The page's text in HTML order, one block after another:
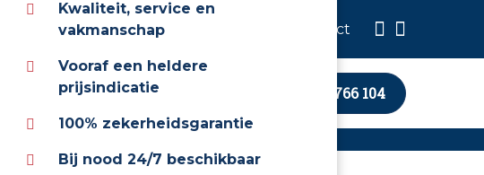
Informatie Blog Contact
Deuren 0174 - 766 104
Kwaliteit, service en
vakmanschap
Vooraf een heldere
prijsindicatie
100% zekerheidsgarantie
Bij nood 24/7 beschikbaar